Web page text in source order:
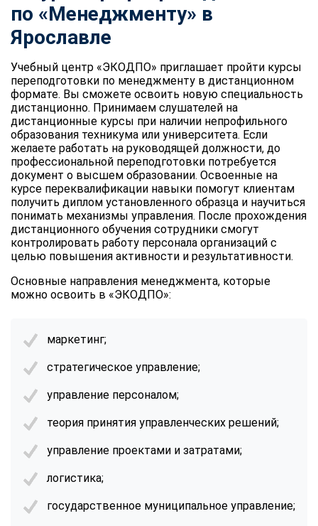
по «Менеджменту» в
Ярославле
Учебный центр «ЭКОДПО» приглашает пройти курсы
переподготовки по менеджменту в дистанционном
формате. Вы сможете освоить новую специальность
дистанционно. Принимаем слушателей на
дистанционные курсы при наличии непрофильного
образования техникума или университета. Если
желаете работать на руководящей должности, до
профессиональной переподготовки потребуется
документ о высшем образовании. Освоенные на
курсе переквалификации навыки помогут клиентам
получить диплом установленного образца и научиться
понимать механизмы управления. После прохождения
дистанционного обучения сотрудники смогут
контролировать работу персонала организаций с
целью повышения активности и результативности.
Основные направления менеджмента, которые
можно освоить в «ЭКОДПО»:
маркетинг;
стратегическое управление;
управление персоналом;
теория принятия управленческих решений;
управление проектами и затратами;
логистика;
государственное муниципальное управление;